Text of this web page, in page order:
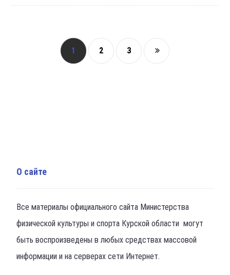
1 2 3
О сайте
Все материалы официального сайта Министерства
физической культуры и спорта Курской области могут
быть воспроизведены в любых средствах массовой
информации и на серверах сети Интернет.